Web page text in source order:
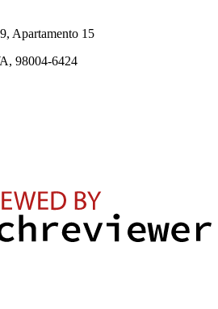
Apartamento 15
98004-6424